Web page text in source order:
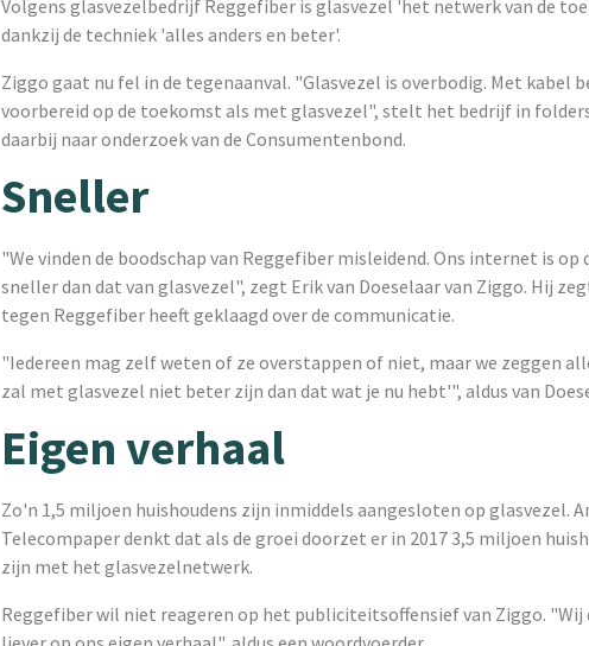
Volgens glasvezelbedrijf Reggefiber is glasvezel 'het netwerk van de
dankzij de techniek 'alles anders en beter'.
Ziggo gaat nu fel in de tegenaanval. "Glasvezel is overbodig. Met kabel
voorbereid op de toekomst als met glasvezel", stelt het bedrijf in
daarbij naar onderzoek van de Consumentenbond.
Sneller
"We vinden de boodschap van Reggefiber misleidend. Ons internet is
sneller dan dat van glasvezel", zegt Erik van Doeselaar van Ziggo. Hij
tegen Reggefiber heeft geklaagd over de communicatie.
"Iedereen mag zelf weten of ze overstappen of niet, maar we zeggen
zal met glasvezel niet beter zijn dan dat wat je nu hebt'", aldus van
Eigen verhaal
Zo'n 1,5 miljoen huishoudens zijn inmiddels aangesloten op glasvezel.
Telecompaper denkt dat als de groei doorzet er in 2017 3,5 miljoen
zijn met het glasvezelnetwerk.
Reggefiber wil niet reageren op het publiciteitsoffensief van Ziggo. "Wij